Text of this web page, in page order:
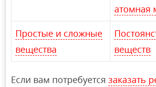
атомная
Простые и сложные
вещества
веществ
Если вам потребуетсязаказать